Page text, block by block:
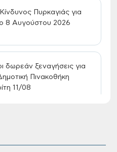
Πυρκαγιάς για
8 Αυγούστου 2026
δωρεάν ξεναγήσεις για
Πινακοθήκη
11/08
Δημοτικής Επιτροπής